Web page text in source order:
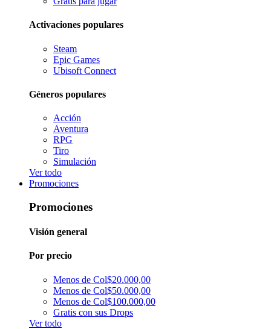
Activaciones populares
Steam
Epic Games
Ubisoft Connect
Géneros populares
Acción
Aventura
RPG
Tiro
Simulación
Ver todo
Promociones
Promociones
Visión general
Por precio
Menos de Col$20.000,00
Menos de Col$50.000,00
Menos de Col$100.000,00
Gratis con sus Drops
Ver todo